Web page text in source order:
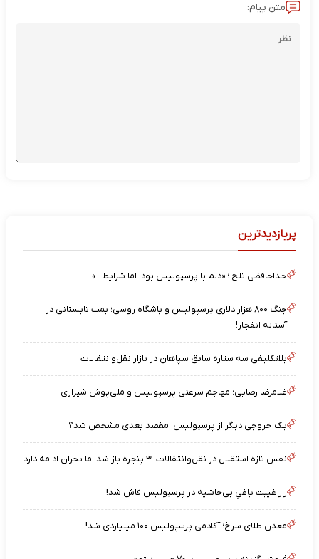
متن پیام:
پربازدیدترین
خداحافظی تلخ ؛ «دلم با پرسپولیس بود، اما شرایط…»
جنگ ۸۰۰ هزار دلاری پرسپولیس و باشگاه روسی؛ بمب تابستانی در
آستانه انفجار!
بلاتکلیفی سه ستاره سابق سپاهان در بازار نقل‌وانتقالات
غلامرضا رضایی؛ مهاجم سرعتی پرسپولیس و ملی‌پوش شیرازی
یک خروجی دیگر از پرسپولیس؛ مقصد بعدی مشخص شد؟
نفس تازه استقلال در نقل‌وانتقالات؛ ۳ پنجره باز شد اما بحران ادامه دارد
راز غیبت یاغیِ بی‌حاشیه در پرسپولیس فاش شد!
معدن طلای سرخ؛ آکادمی پرسپولیس ۱۰۰ میلیاردی شد!